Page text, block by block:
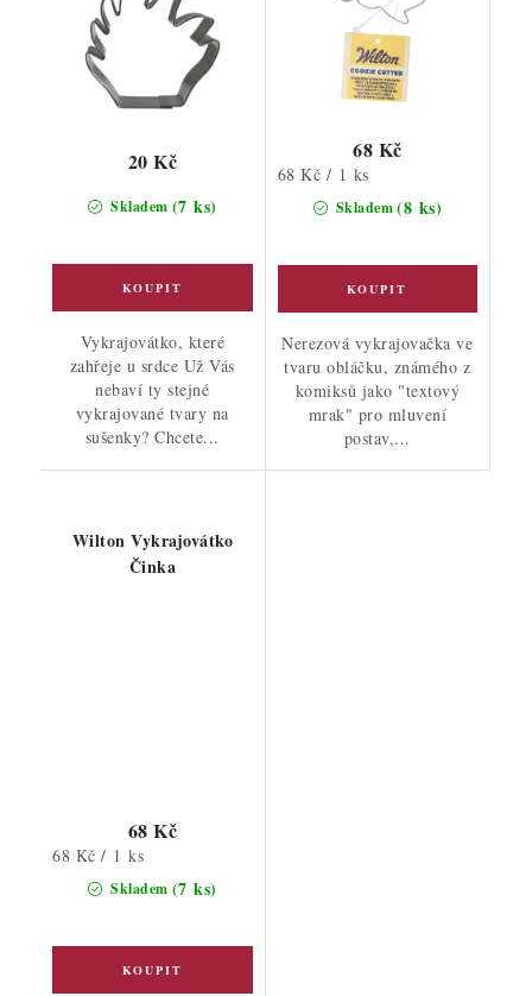
Skladem (7 ks)
20 Kč
Vykrajovátko, které
zahřeje u srdce Už Vás
nebaví ty stejné
vykrajované tvary na
sušenky? Chcete...
Skladem(8 ks)
68 Kč
Měrná
68 Kč / 1 ks
Nerezová vykrajovačka ve
tvaru obláčku, známého z
komiksů jako "textový
mrak" pro mluvení
postav,...
Wilton Vykrajovátko
Činka
Skladem (7 ks)
68 Kč
Měrná
68 Kč / 1 ks